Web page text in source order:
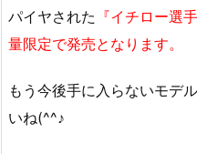
パイヤされた 『イチロー選
量限定で発売となります。
もう今後手に入らないモデ
いね(^^♪